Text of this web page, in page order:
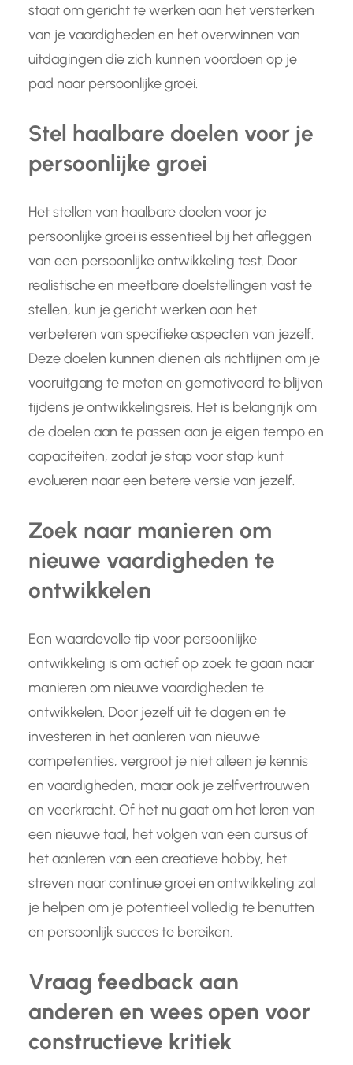
staat om gericht te werken aan het versterken
van je vaardigheden en het overwinnen van
uitdagingen die zich kunnen voordoen op je
pad naar persoonlijke groei.
Stel haalbare doelen voor je
persoonlijke groei
Het stellen van haalbare doelen voor je
persoonlijke groei is essentieel bij het afleggen
van een persoonlijke ontwikkeling test. Door
realistische en meetbare doelstellingen vast te
stellen, kun je gericht werken aan het
verbeteren van specifieke aspecten van jezelf.
Deze doelen kunnen dienen als richtlijnen om je
vooruitgang te meten en gemotiveerd te blijven
tijdens je ontwikkelingsreis. Het is belangrijk om
de doelen aan te passen aan je eigen tempo en
capaciteiten, zodat je stap voor stap kunt
evolueren naar een betere versie van jezelf.
Zoek naar manieren om
nieuwe vaardigheden te
ontwikkelen
Een waardevolle tip voor persoonlijke
ontwikkeling is om actief op zoek te gaan naar
manieren om nieuwe vaardigheden te
ontwikkelen. Door jezelf uit te dagen en te
investeren in het aanleren van nieuwe
competenties, vergroot je niet alleen je kennis
en vaardigheden, maar ook je zelfvertrouwen
en veerkracht. Of het nu gaat om het leren van
een nieuwe taal, het volgen van een cursus of
het aanleren van een creatieve hobby, het
streven naar continue groei en ontwikkeling zal
je helpen om je potentieel volledig te benutten
en persoonlijk succes te bereiken.
Vraag feedback aan
anderen en wees open voor
constructieve kritiek